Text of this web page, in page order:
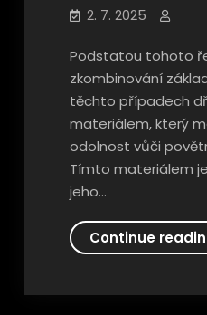
2. 7. 2025
Podstatou tohoto
zkombinování
těchto případech
materiálem, který
odolnost vůči
Tímto materiálem
jeho…
Continue